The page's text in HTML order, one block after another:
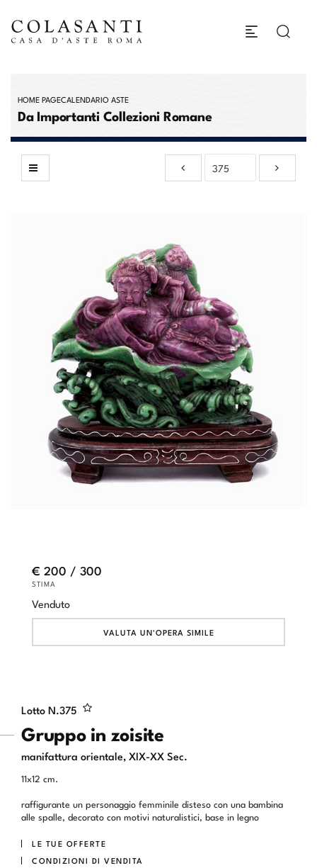
HOME PAGECALENDARIO ASTE
Da Importanti Collezioni Romane
Lotto N.375
Gruppo in zoisite
manifattura orientale, XIX-XX Sec.
11x12 cm.
raffigurante un personaggio femminile disteso con una bambina
alle spalle, decorato con motivi naturalistici, base in legno
LE TUE OFFERTE
CONDIZIONI DI VENDITA
€ 200 / 300
STIMA
Venduto
VALUTA UN'OPERA SIMILE